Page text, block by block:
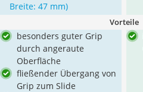
Breite: 47 mm)
Vorteile
besonders guter Grip
durch angeraute
Oberfläche
fließender Übergang von
Grip zum Slide